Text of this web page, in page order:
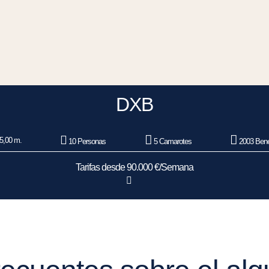
DXB
m. 10 Personas 5 Camarotes 2003
Tarifas desde 90.000 €/Semana